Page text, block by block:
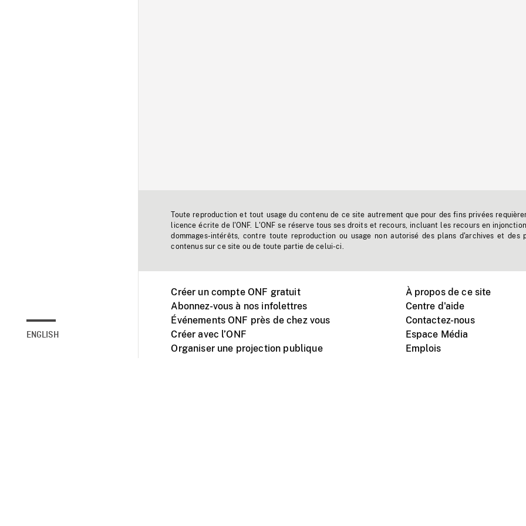
ENGLISH
Toute reproduction et tout usage du contenu de ce site autrement que pour des fins privées
licence écrite de l'ONF. L'ONF se réserve tous ses droits et recours, incluant les recours en
dommages-intérêts, contre toute reproduction ou usage non autorisé des plans d'archives et des
contenus sur ce site ou de toute partie de celui-ci.
Créer un compte ONF gratuit
Abonnez-vous à nos infolettres
Événements ONF près de chez vous
Créer avec l’ONF
Organiser une projection publique
À propos de ce site
Centre d'aide
Contactez-nous
Espace Média
Emplois